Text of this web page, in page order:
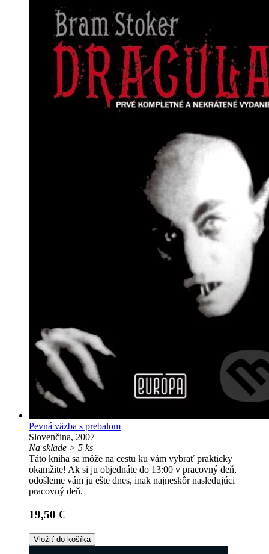
Pevná väzba s prebalom
Slovenčina, 2007
Na sklade > 5 ks
Táto kniha sa môže na cestu ku vám vybrať prakticky
okamžite! Ak si ju objednáte do 13:00 v pracovný deň,
odošleme vám ju ešte dnes, inak najneskôr nasledujúci
pracovný deň.
19,50 €
Vložiť do košíka